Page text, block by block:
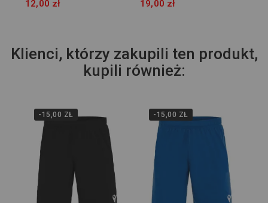
12,00 zł 19,00 zł
Klienci, którzy zakupili ten produkt,
kupili również:
-15,00 ZŁ -15,00 ZŁ